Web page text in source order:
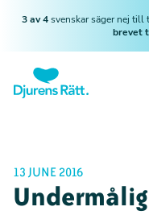
3 av 4svenskar säger nej till
brevet
13 JUNE 2016